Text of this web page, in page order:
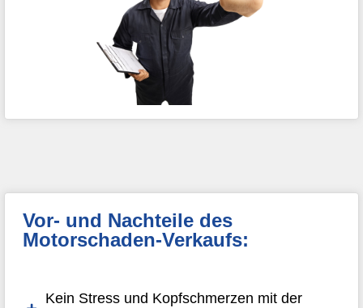
Vor- und Nachteile des
Motorschaden-Verkaufs:
Kein Stress und Kopfschmerzen mit der